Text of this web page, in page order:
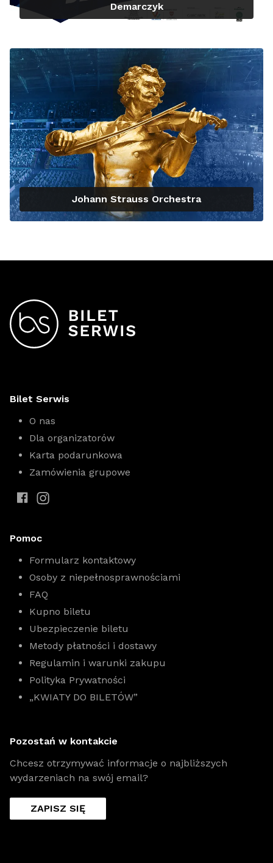
Demarczyk
Johann Strauss Orchestra
Bilet Serwis
O nas
Dla organizatorów
Karta podarunkowa
Zamówienia grupowe
Pomoc
Formularz kontaktowy
Osoby z niepełnosprawnościami
FAQ
Kupno biletu
Ubezpieczenie biletu
Metody płatności i dostawy
Regulamin i warunki zakupu
Polityka Prywatności
„KWIATY DO BILETÓW”
Pozostań w kontakcie
Chcesz otrzymywać informacje o najbliższych
wydarzeniach na swój email?
ZAPISZ SIĘ